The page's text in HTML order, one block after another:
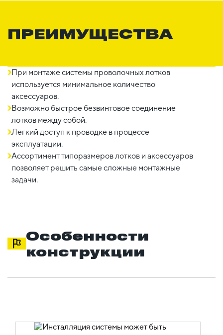
ПРЕИМУЩЕСТВА
При монтаже системы проволочных лотков
используется минимальное количество
аксессуаров.
Возможно быстрое безвинтовое соединение
лотков между собой.
Легкий доступ к проводке в процессе
эксплуатации.
Ассортимент типоразмеров лотков и аксессуаров
позволяет решить самые сложные монтажные
задачи.
Особенности
конструкции